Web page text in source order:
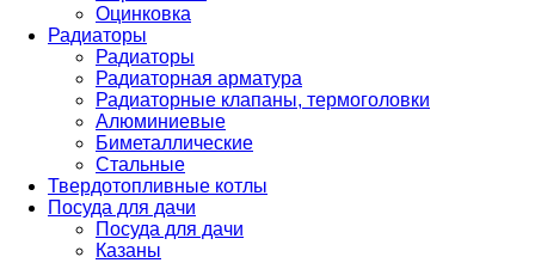
Оцинковка
Радиаторы
Радиаторы
Радиаторная арматура
Радиаторные клапаны, термоголовки
Алюминиевые
Биметаллические
Стальные
Твердотопливные котлы
Посуда для дачи
Посуда для дачи
Казаны